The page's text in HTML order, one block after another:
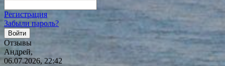
Регистрация
Забыли пароль?
Отзывы
Андрей,
06.07.2026, 22:42